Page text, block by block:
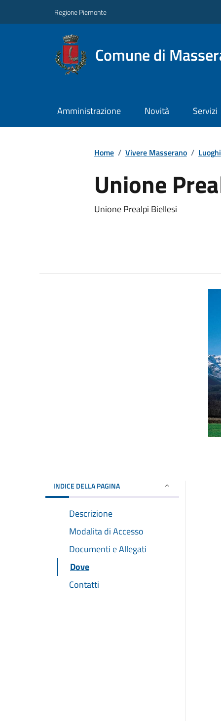
Regione Piemonte
Comune di
Amministrazione Novità Servizi
Home / Vivere Masserano / Luoghi
Unione
Unione Prealpi Biellesi
INDICE DELLA PAGINA
Descrizione
Modalita di Accesso
Documenti e Allegati
Dove
Contatti